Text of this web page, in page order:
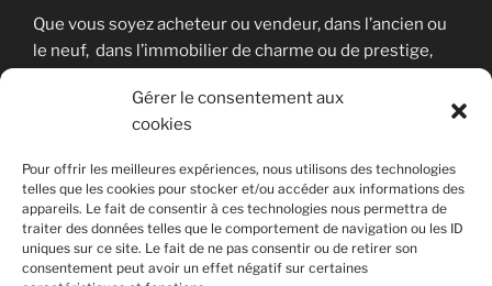
Gérer le consentement aux
cookies
Pour offrir les meilleures expériences, nous utilisons des technologies
telles que les cookies pour stocker et/ou accéder aux informations des
appareils. Le fait de consentir à ces technologies nous permettra de
traiter des données telles que le comportement de navigation ou les ID
uniques sur ce site. Le fait de ne pas consentir ou de retirer son
consentement peut avoir un effet négatif sur certaines
Que vous soyez acheteur ou vendeur, dans l’ancien ou
le neuf, dans l’immobilier de charme ou de prestige,
projet immobilier en toute sérénité.
RECHERCHER
Recherche
pour